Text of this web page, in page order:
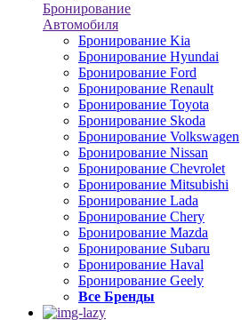
Бронирование
Автомобиля
Бронирование Kia
Бронирование Hyundai
Бронирование Ford
Бронирование Renault
Бронирование Toyota
Бронирование Skoda
Бронирование Volkswagen
Бронирование Nissan
Бронирование Chevrolet
Бронирование Mitsubishi
Бронирование Lada
Бронирование Chery
Бронирование Mazda
Бронирование Subaru
Бронирование Haval
Бронирование Geely
Все Бренды